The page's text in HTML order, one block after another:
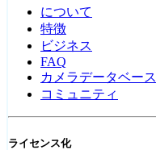
について
特徴
ビジネス
FAQ
カメラデータベース
コミュニティ
ライセンス化